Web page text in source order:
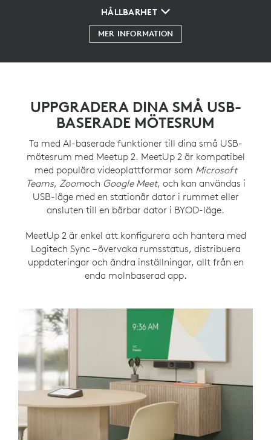
HÅLLBARHET
MER INFORMATION
UPPGRADERA DINA SMÅ USB-
BASERADE MÖTESRUM
Ta med AI-baserade funktioner till dina små USB-
mötesrum med Meetup 2. MeetUp 2 är kompatibel
med populära videoplattformar som Microsoft
Teams, Zoomoch Google Meet, och kan användas i
USB-läge med en stationär dator i rummet eller
ansluten till en bärbar dator i BYOD-läge.
MeetUp 2 är enkel att konfigurera och hantera med
Logitech Sync – övervaka rumsstatus, distribuera
uppdateringar och ändra inställningar, allt från en
enda molnbaserad app.